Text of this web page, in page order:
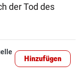
der Tod des
Hinzufügen